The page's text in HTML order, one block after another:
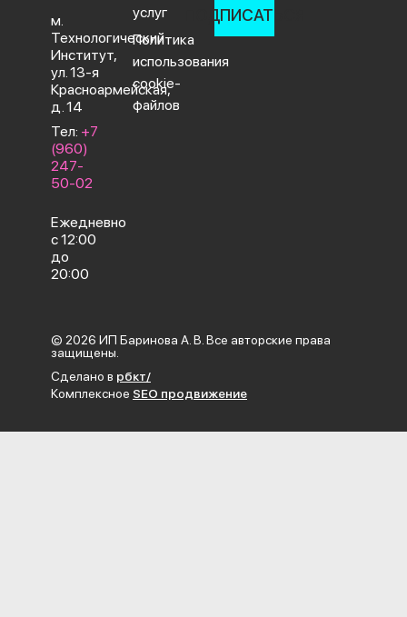
м.
Технологический
Институт,
ул. 13-я
Красноармейская,
д. 14
Тел: +7
(960)
247-
50-02
Ежедневно
с 12:00
до
20:00
услуг
Политика
использования
cookie-
файлов
ПОДПИСАТЬСЯ
© 2026 ИП Баринова А. В. Все авторские права
защищены.
Сделано в рбкт/
Комплексное SEO продвижение